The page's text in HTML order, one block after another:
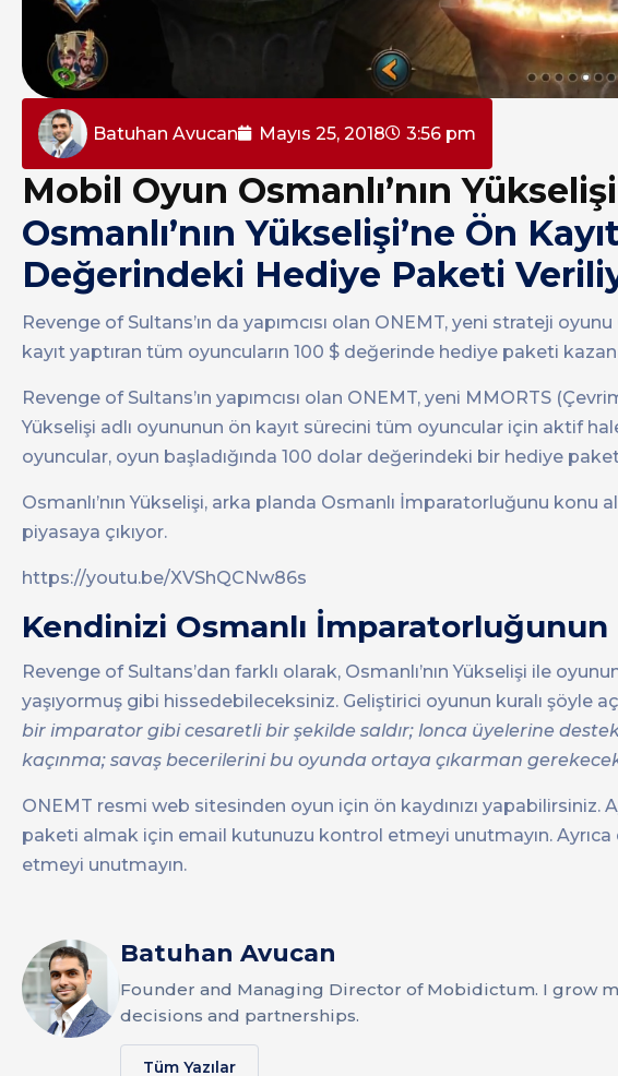
Batuhan Avucan Mayıs 25, 2018 3:56 pm
Mobil Oyun Osmanlı’nın
Osmanlı’nın Yükselişi’ne Ön
Değerindeki Hediye Paketi
Revenge of Sultans’ın da yapımcısı olan ONEMT, yeni strateji oyunu
kayıt yaptıran tüm oyuncuların 100 $ değerinde hediye paketi
Revenge of Sultans’ın yapımcısı olan ONEMT, yeni MMORTS
Yükselişi adlı oyununun ön kayıt sürecini tüm oyuncular için aktif
oyuncular, oyun başladığında 100 dolar değerindeki bir hediye
Osmanlı’nın Yükselişi, arka planda Osmanlı İmparatorluğunu
piyasaya çıkıyor.
https://youtu.be/XVShQCNw86s
Kendinizi Osmanlı
Revenge of Sultans’dan farklı olarak, Osmanlı’nın Yükselişi ile
yaşıyormuş gibi hissedebileceksiniz. Geliştirici oyunun kuralı şöyle
bir imparator gibi cesaretli bir şekilde saldır; lonca üyelerine
kaçınma; savaş becerilerini bu oyunda ortaya çıkarman
ONEMT resmi web sitesinden oyun için ön kaydınızı yapabilirsiniz.
paketi almak için email kutunuzu kontrol etmeyi unutmayın.
etmeyi unutmayın.
Batuhan Avucan
Founder and Managing Director of Mobidictum. I grow
decisions and partnerships.
Tüm Yazılar